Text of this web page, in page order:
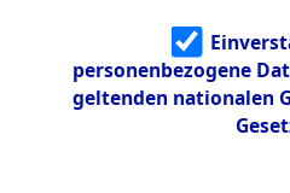
Identifizierun
5.3.3
Todesmärsch
personenbezogene
geltenden nationalen